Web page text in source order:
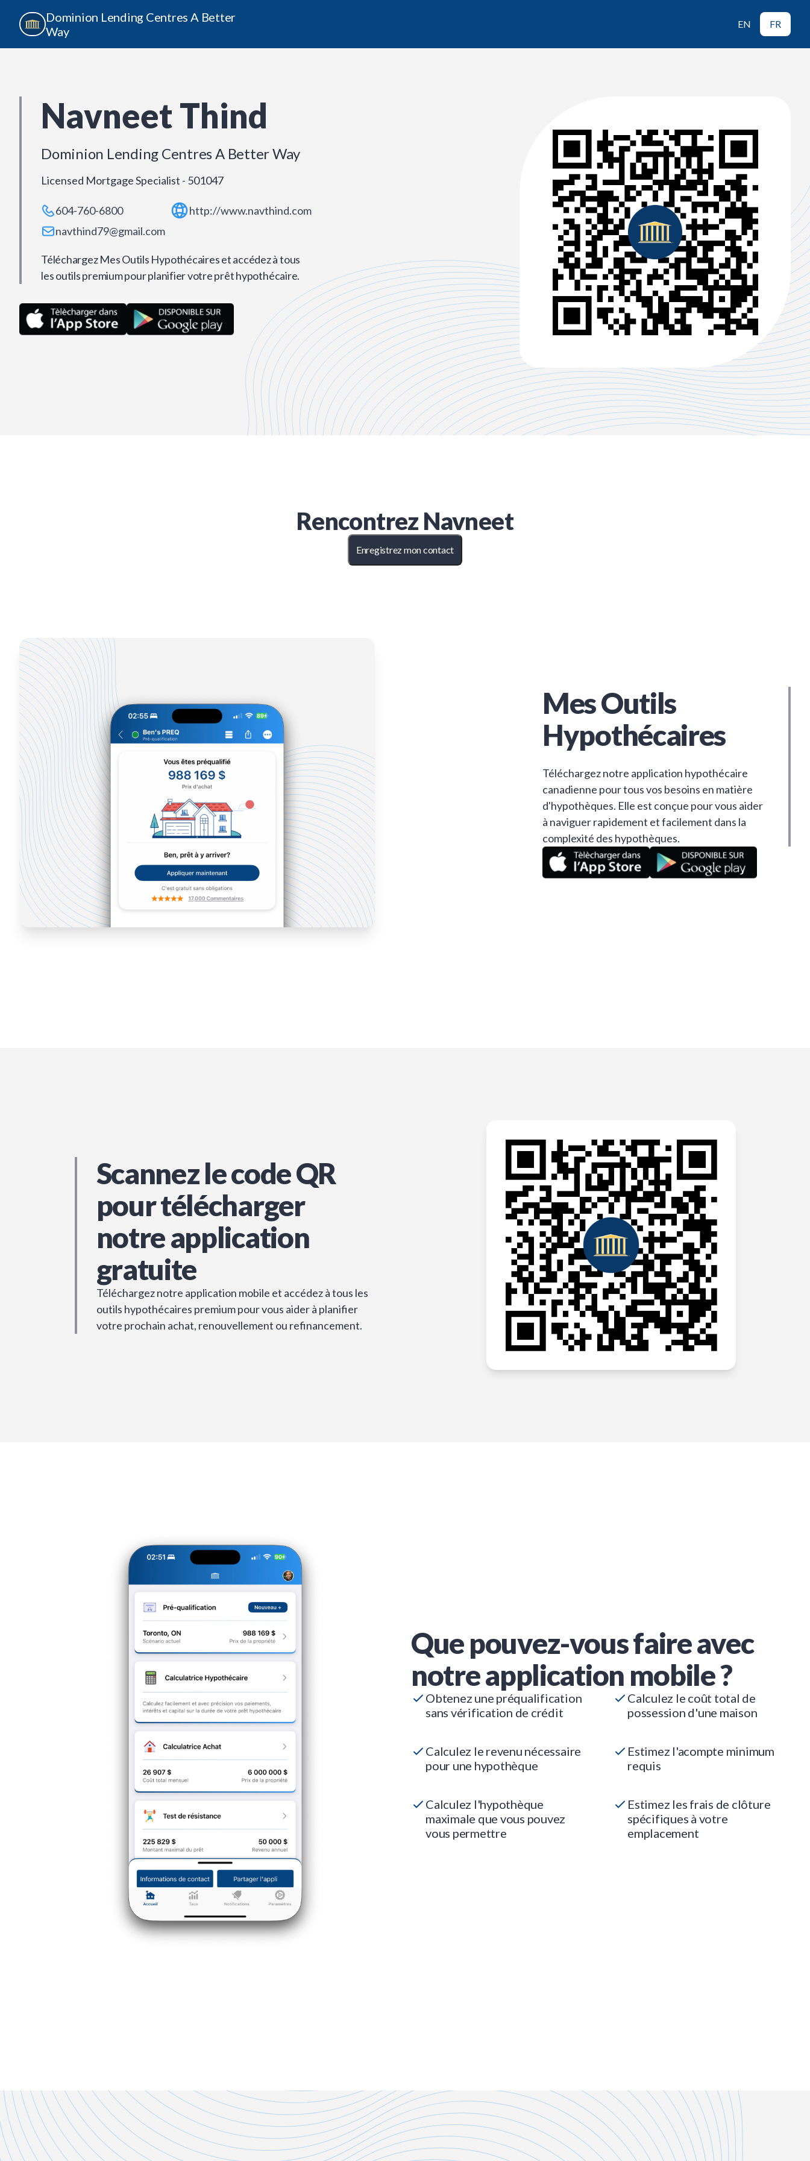
Dominion Lending Centres A Better
Way
EN FR
Navneet Thind
Dominion Lending Centres A Better Way
Licensed Mortgage Specialist - 501047
604-760-6800
navthind79@gmail.com
http://www.navthind.com
Téléchargez Mes Outils Hypothécaires et accédez à tous
les outils premium pour planifier votre prêt hypothécaire.
Rencontrez Navneet
Enregistrez mon contact
Mes Outils
Hypothécaires
Téléchargez notre application hypothécaire
canadienne pour tous vos besoins en matière
d'hypothèques. Elle est conçue pour vous aider
à naviguer rapidement et facilement dans la
complexité des hypothèques.
Scannez le code QR
pour télécharger
notre application
gratuite
Téléchargez notre application mobile et accédez à tous les
outils hypothécaires premium pour vous aider à planifier
votre prochain achat, renouvellement ou refinancement.
Que pouvez-vous faire avec
notre application mobile ?
Obtenez une préqualification
sans vérification de crédit
Calculez le coût total de
possession d'une maison
Calculez le revenu nécessaire
pour une hypothèque
Estimez l'acompte minimum
requis
Calculez l'hypothèque
maximale que vous pouvez
vous permettre
Estimez les frais de clôture
spécifiques à votre
emplacement